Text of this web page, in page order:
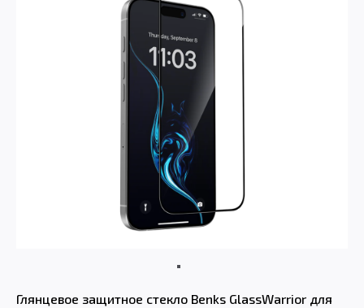
Глянцевое защитное стекло Benks GlassWarrior для